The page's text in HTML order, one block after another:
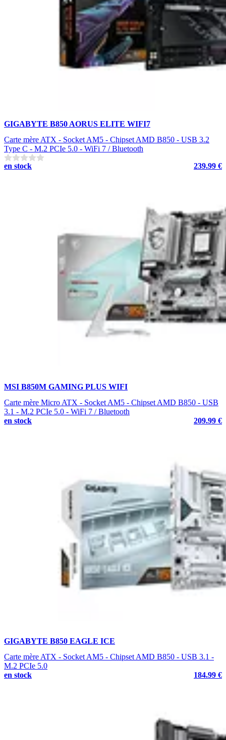
GIGABYTE B850 AORUS ELITE WIFI7
Carte mère ATX - Socket AM5 - Chipset AMD B850 - USB 3.2
Type C - M.2 PCIe 5.0 - WiFi 7 / Bluetooth
en stock
239.99 €
MSI B850M GAMING PLUS WIFI
Carte mère Micro ATX - Socket AM5 - Chipset AMD B850 - USB
3.1 - M.2 PCIe 5.0 - WiFi 7 / Bluetooth
en stock
209.99 €
GIGABYTE B850 EAGLE ICE
Carte mère ATX - Socket AM5 - Chipset AMD B850 - USB 3.1 -
M.2 PCIe 5.0
en stock
184.99 €